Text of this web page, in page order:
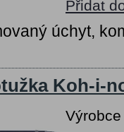
Přidat
úchyt,
Koh-i-